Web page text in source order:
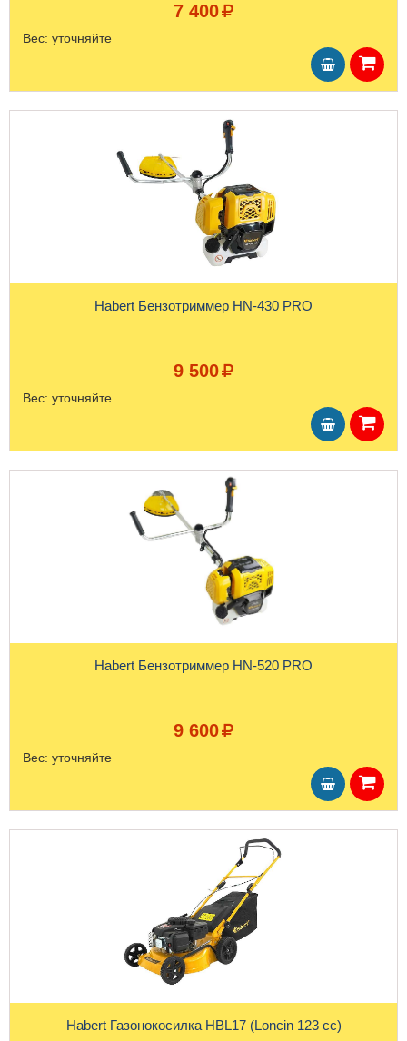
7 400
Вес: уточняйте
Habert Бензотриммер HN-430 PRO
9 500
Вес: уточняйте
Habert Бензотриммер HN-520 PRO
9 600
Вес: уточняйте
Habert Газонокосилка HBL17 (Loncin 123 cc)